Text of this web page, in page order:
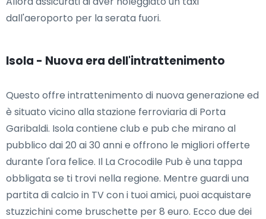
dall'aeroporto per la serata fuori.
Isola - Nuova era dell'intrattenimento
Questo offre intrattenimento di nuova generazione ed
è situato vicino alla stazione ferroviaria di Porta
Garibaldi. Isola contiene club e pub che mirano al
pubblico dai 20 ai 30 anni e offrono le migliori offerte
durante l'ora felice. Il La Crocodile Pub è una tappa
obbligata se ti trovi nella regione. Mentre guardi una
partita di calcio in TV con i tuoi amici, puoi acquistare
stuzzichini come bruschette per 8 euro. Ecco due dei